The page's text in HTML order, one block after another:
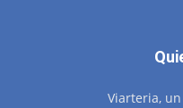
Viarteria,